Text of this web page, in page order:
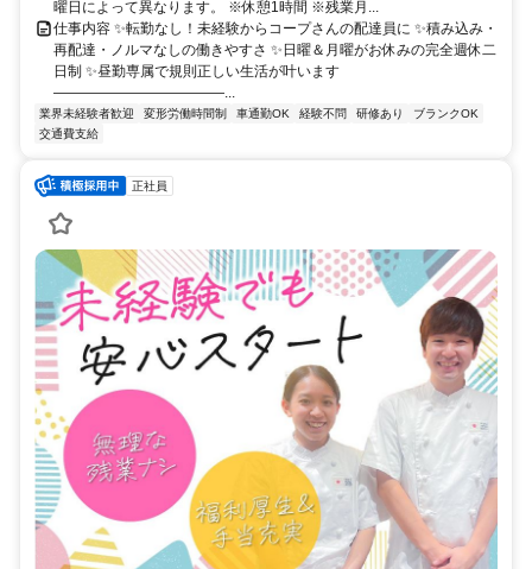
曜日によって異なります。 ※休憩1時間 ※残業月...
仕事内容 ✨転勤なし！未経験からコープさんの配達員に ✨積み込み・
再配達・ノルマなしの働きやすさ ✨日曜＆月曜がお休みの完全週休二
日制 ✨昼勤専属で規則正しい生活が叶います
――――――――――――...
業界未経験者歓迎 変形労働時間制 車通勤OK 経験不問 研修あり
ブランクOK
交通費支給
正社員